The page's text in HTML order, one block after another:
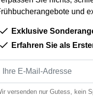
und
Exklusive
Erfahren Sie als
versenden nur Gutess, kein